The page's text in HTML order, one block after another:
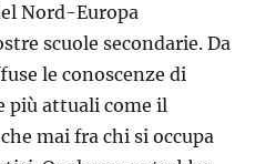
Nord-Europa
scuole secondarie. Da
le conoscenze di
più attuali come il
mai fra chi si occupa